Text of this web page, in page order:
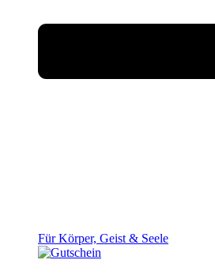
Für Körper, Geist & Seele